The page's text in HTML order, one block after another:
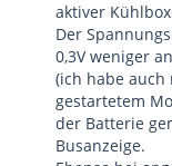
aktiver
Der
0,3V weniger
(ich habe auch
gestartetem
der Batterie
Busanzeige.